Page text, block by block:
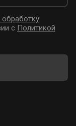
обработку
с Политикой